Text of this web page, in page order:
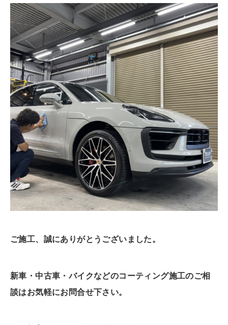
ご施工、誠にありがとうございました。
新車・中古車・バイクなどのコーティング施工のご相
談はお気軽にお問合せ下さい。